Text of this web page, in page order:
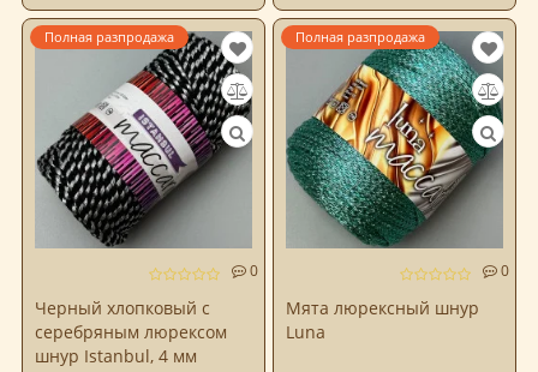
0
Черный хлопковый с
серебряным люрексом
шнур Istanbul, 4 мм
Полная разпродажа
0
Мята люрексный шнур
Luna
Полная разпродажа